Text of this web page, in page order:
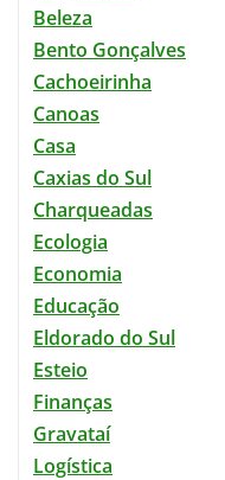
Beleza
Bento Gonçalves
Cachoeirinha
Canoas
Casa
Caxias do Sul
Charqueadas
Ecologia
Economia
Educação
Eldorado do Sul
Esteio
Finanças
Gravataí
Logística